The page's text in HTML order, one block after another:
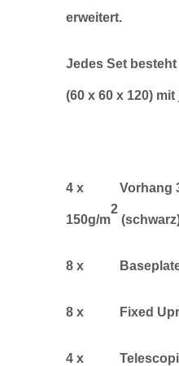
erweitert.
Jedes Set
(60 x 60 x 120) mit
4 x Vorhang
150g/m
2
8 x Baseplate
8 x Fixed
4 x Telescopic